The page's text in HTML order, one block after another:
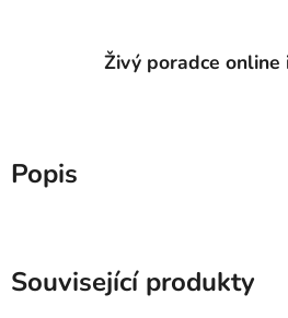
Živý poradce online
Popis
Související produkty